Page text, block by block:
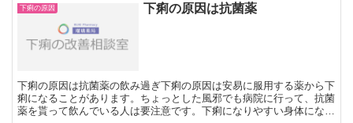
下痢の原因 下痢の原因は抗菌薬
下痢の原因は抗菌薬の飲み過ぎ下痢の原因は安易に服用する薬から下
痢になることがあります。ちょっとした風邪でも病院に行って、抗菌
薬を貰って飲んでいる人は要注意です。下痢になりやすい身体になっ